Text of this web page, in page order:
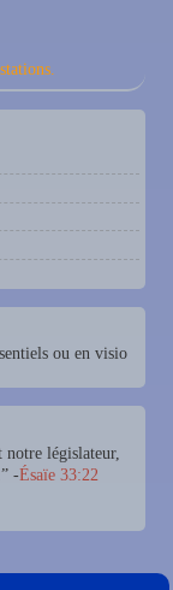
ou en visio
législateur,
-Ésaïe 33:22